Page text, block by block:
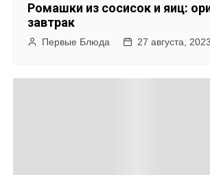
Ромашки из сосисок и яиц:
завтрак
Первые Блюда 27 августа, 2023